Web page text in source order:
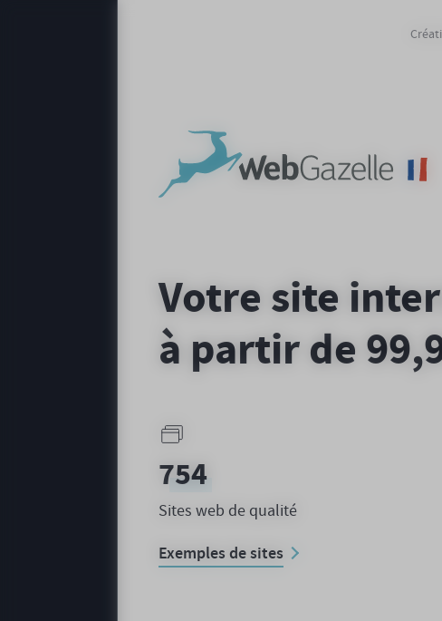
Votre site
à partir de
2382
Sites web de qualité
Exemples de sites